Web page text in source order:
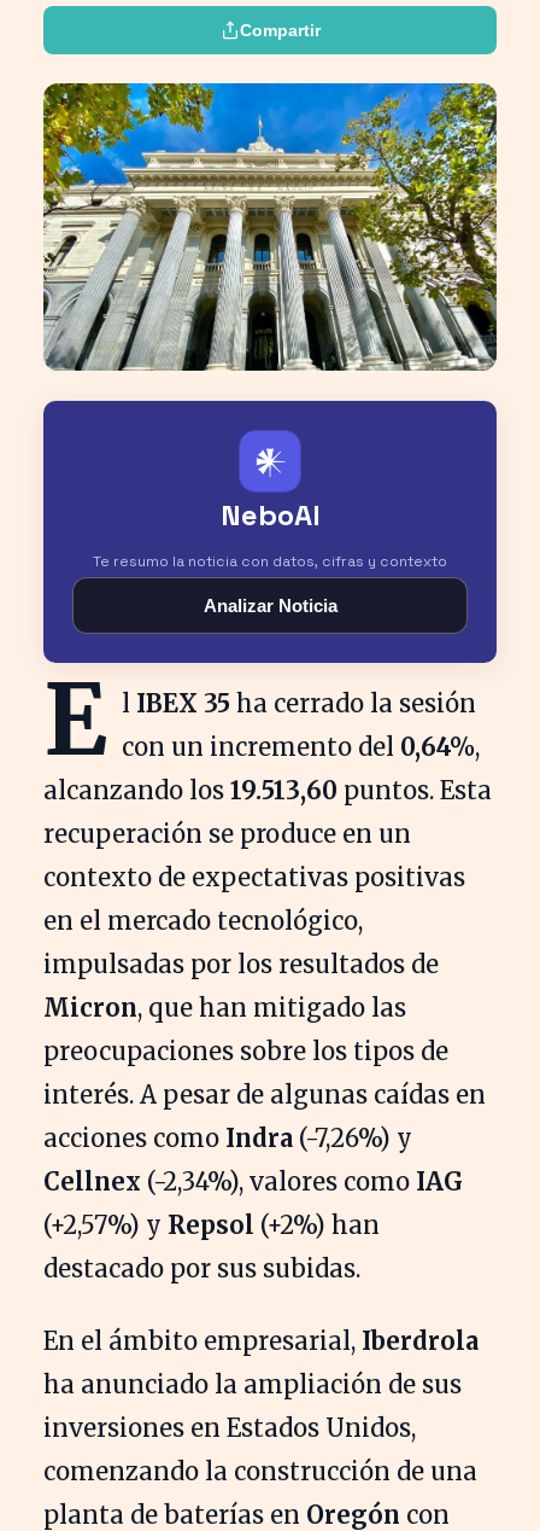
Compartir
𒀭
NeboAI
Te resumo la noticia con datos, cifras y contexto
Analizar Noticia
E l IBEX 35 ha cerrado la sesión
con un incremento del 0,64%,
alcanzando los 19.513,60 puntos. Esta
recuperación se produce en un
contexto de expectativas positivas
en el mercado tecnológico,
impulsadas por los resultados de
Micron, que han mitigado las
preocupaciones sobre los tipos de
interés. A pesar de algunas caídas en
acciones como Indra (-7,26%) y
Cellnex (-2,34%), valores como IAG
(+2,57%) y Repsol (+2%) han
destacado por sus subidas.
En el ámbito empresarial, Iberdrola
ha anunciado la ampliación de sus
inversiones en Estados Unidos,
comenzando la construcción de una
planta de baterías en Oregón con